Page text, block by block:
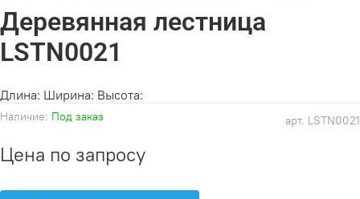
арт. LSTN0021
Наличие: Под заказ
Деревянная лестница
LSTN0021
Цена по запросу
Длина: Ширина: Высота: